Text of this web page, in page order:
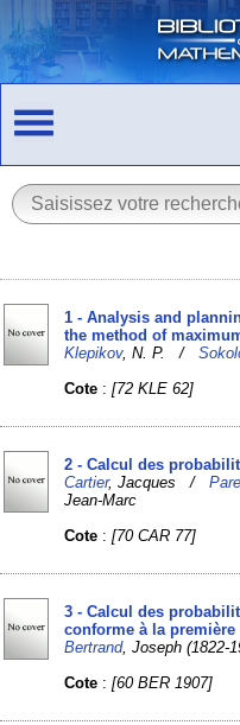
1 - Analysis and
the method of
Klepikov, N. P. /
Cote :[72 KLE 62]
2 - Calcul des
Cartier, Jacques /
Jean-Marc
Cote :[70 CAR 77]
3 - Calcul des
conforme à la première
Bertrand, Joseph (1822-
Cote :[60 BER 1907]